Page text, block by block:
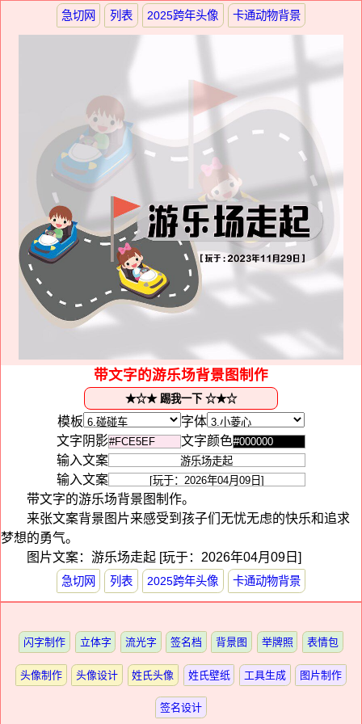
急切网 列表 2025跨年头像 卡通动物背景
带文字的游乐场背景图制作
模板
字体
文字阴影
文字颜色
输入文案
输入文案
带文字的游乐场背景图制作。
来张文案背景图片来感受到孩子们无忧无虑的快乐和追求
梦想的勇气。
图片文案：游乐场走起 [玩于：2026年04月09日]
急切网 列表 2025跨年头像 卡通动物背景
闪字制作 立体字 流光字 签名档 背景图 举牌照 表情包
头像制作 头像设计 姓氏头像 姓氏壁纸 工具生成 图片制作
签名设计